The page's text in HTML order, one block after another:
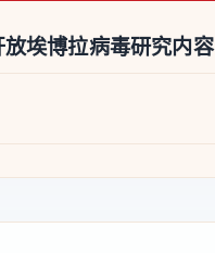
埃博拉病毒研究内容